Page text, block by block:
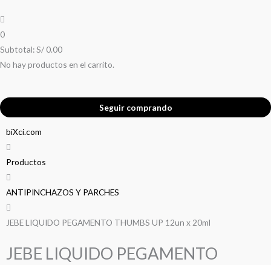
0
Subtotal:S/ 0.00
No hay productos en el carrito.
Seguir comprando
biXci.com
Productos
ANTIPINCHAZOS Y PARCHES
JEBE LIQUIDO PEGAMENTO THUMBS UP 12un x 20ml
JEBE LIQUIDO PEGAMENTO